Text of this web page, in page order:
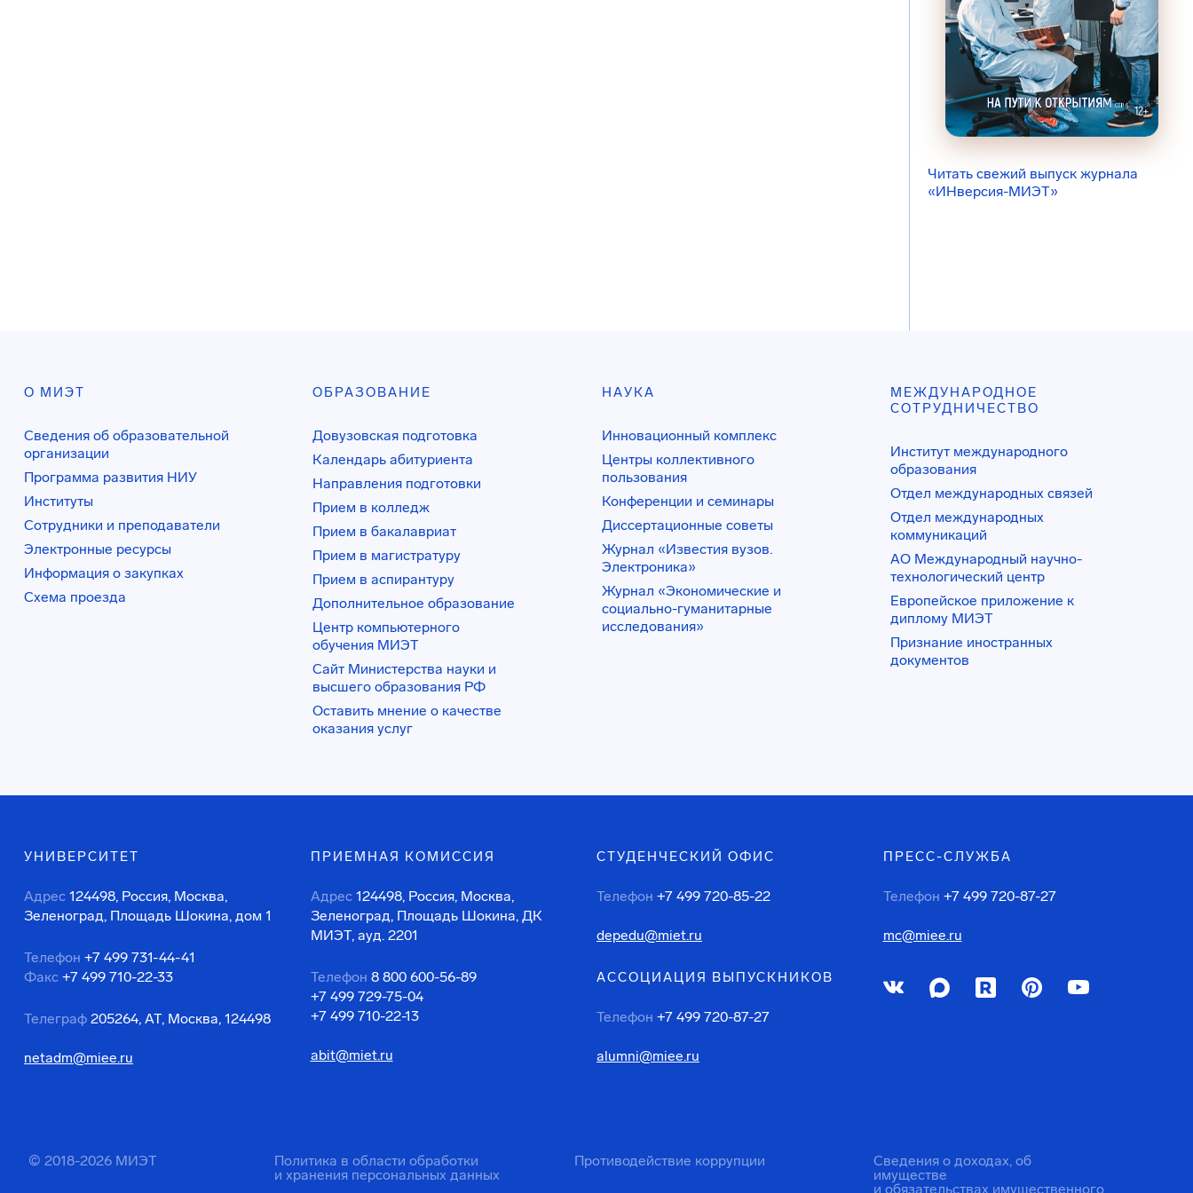
Читать свежий выпуск журнала
«ИНверсия-МИЭТ»
О МИЭТ
Сведения об образовательной
организации
Программа развития НИУ
Институты
Сотрудники и преподаватели
Электронные ресурсы
Информация о закупках
Схема проезда
ОБРАЗОВАНИЕ
Довузовская подготовка
Календарь абитуриента
Направления подготовки
Прием в колледж
Прием в бакалавриат
Прием в магистратуру
Прием в аспирантуру
Дополнительное образование
Центр компьютерного
обучения МИЭТ
Сайт Министерства науки и
высшего образования РФ
Оставить мнение о качестве
оказания услуг
НАУКА
Инновационный комплекс
Центры коллективного
пользования
Конференции и семинары
Диссертационные советы
Журнал «Известия вузов.
Электроника»
Журнал «Экономические и
социально-гуманитарные
исследования»
МЕЖДУНАРОДНОЕ
СОТРУДНИЧЕСТВО
Институт международного
образования
Отдел международных связей
Отдел международных
коммуникаций
АО Международный научно-
технологический центр
Европейское приложение к
диплому МИЭТ
Признание иностранных
документов
УНИВЕРСИТЕТ
Адрес 124498, Россия, Москва,
Зеленоград, Площадь Шокина, дом 1
Телефон +7 499 731-44-41
Факс +7 499 710-22-33
Телеграф 205264, АТ, Москва, 124498
netadm@miee.ru
ПРИЕМНАЯ КОМИССИЯ
Адрес 124498, Россия, Москва,
Зеленоград, Площадь Шокина, ДК
МИЭТ, ауд. 2201
Телефон 8 800 600-56-89
+7 499 729-75-04
+7 499 710-22-13
abit@miet.ru
СТУДЕНЧЕСКИЙ ОФИС
Телефон +7 499 720-85-22
depedu@miet.ru
АССОЦИАЦИЯ ВЫПУСКНИКОВ
Телефон +7 499 720-87-27
alumni@miee.ru
ПРЕСС-СЛУЖБА
Телефон +7 499 720-87-27
mc@miee.ru
© 2018-2026 МИЭТ
Политика в области обработки
и хранения персональных данных
Противодействие коррупции
Сведения о доходах, об
имуществе
и обязательствах имущественного